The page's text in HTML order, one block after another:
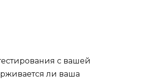
с вашей
ли ваша